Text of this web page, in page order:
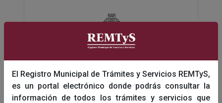
El Registro Municipal de Trámites y Servicios REMTyS,
es un portal electrónico donde podrás consultar la
información de todos los trámites y servicios que